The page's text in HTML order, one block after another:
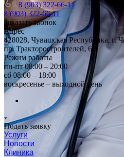
8 (903) 322-66-11
8 (903) 322-66-11
Заказать звонок
Адрес
428028, Чувашская Республика, г.
пр. Тракторостроителей, 64
Режим работы
пн-пт 08:00 – 20:00
сб 08:00 – 18:00
воскресенье – выходной день
Подать заявку
Услуги
Новости
Клиника